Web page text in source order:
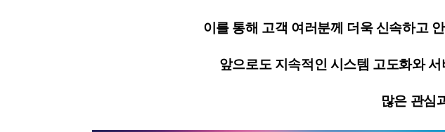
이를 통해 고객 여러분께 더욱 신속하고
앞으로도 지속적인 시스템 고도화와
많은 관심